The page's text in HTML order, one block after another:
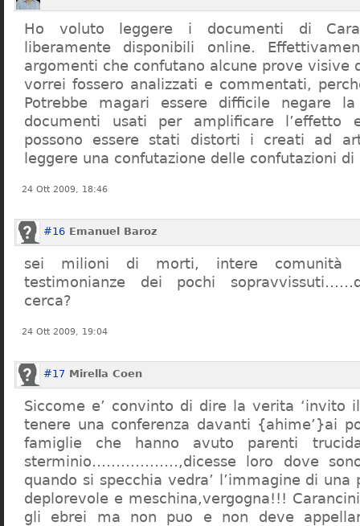
Ho voluto leggere i documenti di
liberamente disponibili online.
argomenti che confutano alcune prove visive
vorrei fossero analizzati e commentati,
Potrebbe magari essere difficile negare
documenti usati per amplificare l’effetto
possono essere stati distorti i creati ad
leggere una confutazione delle confutazioni di
24 Ott 2009, 18:46
#16 Emanuel Baroz
sei milioni di morti, intere comunità
testimonianze dei pochi
cerca?
24 Ott 2009, 19:04
#17 Mirella Coen
Siccome e’ convinto di dire la verita ‘invito
tenere una conferenza davanti {ahime’}ai
famiglie che hanno avuto parenti
sterminio………………,dicesse loro dove
quando si specchia vedra’ l’immagine di una
deplorevole e meschina,vergogna!!!
gli ebrei ma non puo e non deve